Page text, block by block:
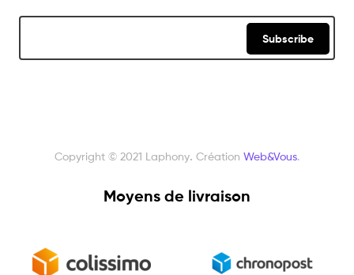
Subscribe
Copyright © 2021 Laphony. Création Web&Vous.
Moyens de livraison